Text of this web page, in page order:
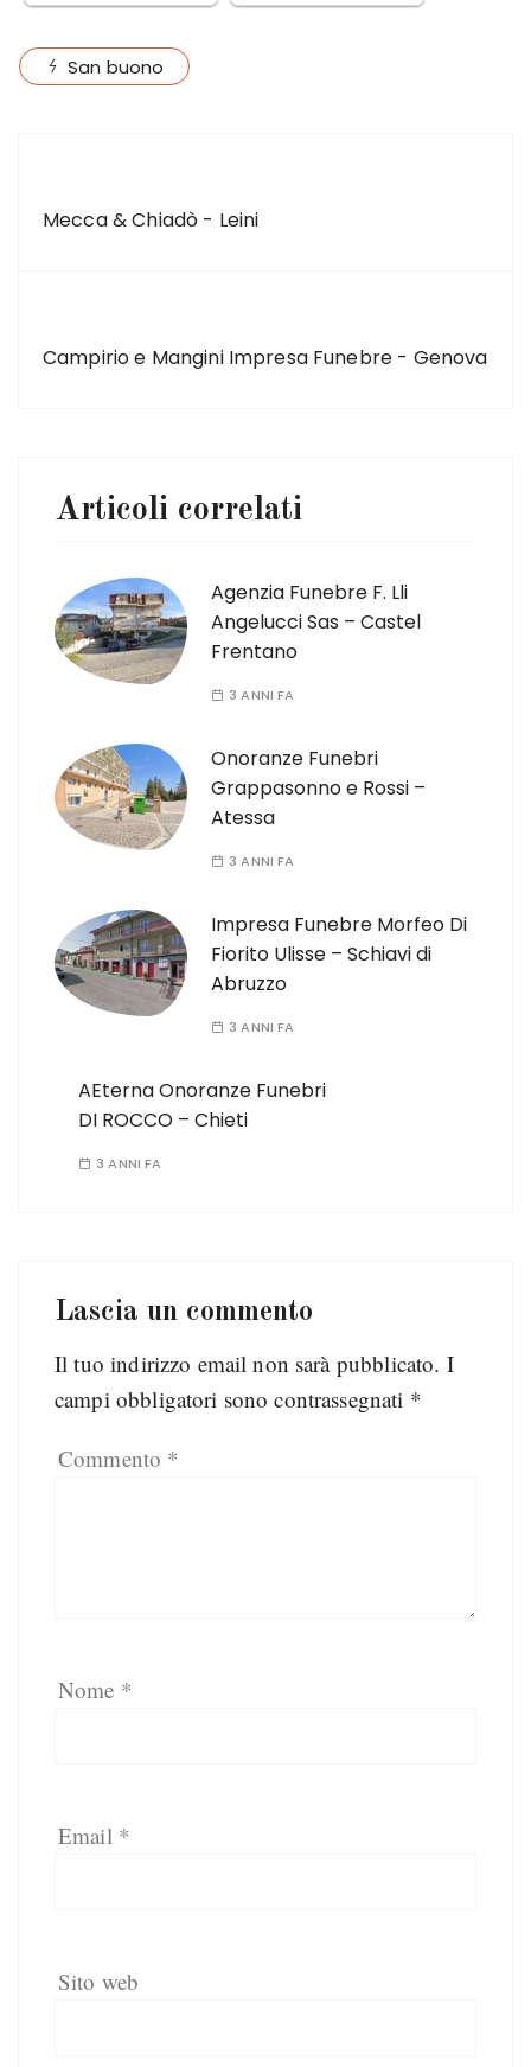
San buono
Mecca & Chiadò - Leini
Campirio e Mangini Impresa Funebre - Genova
Articoli correlati
Agenzia Funebre F. Lli
Angelucci Sas – Castel
Frentano
3 ANNI FA
Onoranze Funebri
Grappasonno e Rossi –
Atessa
3 ANNI FA
Impresa Funebre Morfeo Di
Fiorito Ulisse – Schiavi di
Abruzzo
3 ANNI FA
AEterna Onoranze Funebri
DI ROCCO – Chieti
3 ANNI FA
Lascia un commento
Il tuo indirizzo email non sarà pubblicato. I
campi obbligatori sono contrassegnati *
Commento *
Nome *
Email *
Sito web